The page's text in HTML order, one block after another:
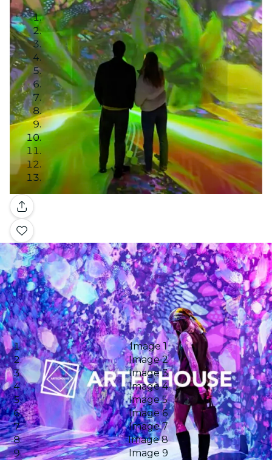
Galerie
Image 1
Image 2
Image 3
Image 4
Image 5
Image 6
Image 7
Image 8
Image 9